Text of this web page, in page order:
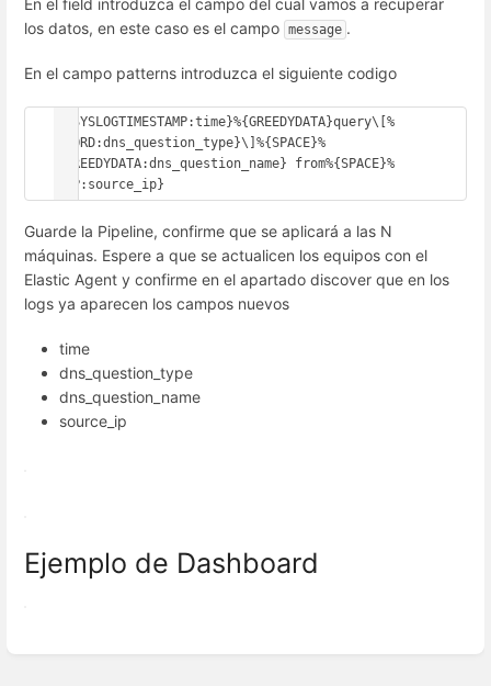
En el field introduzca el campo del cual vamos a recuperar
los datos, en este caso es el campo message .
En el campo patterns introduzca el siguiente codigo
%{SYSLOGTIMESTAMP:time}%{GREEDYDATA}query\[%
{WORD:dns_question_type}\]%{SPACE}%
{GREEDYDATA:dns_question_name} from%{SPACE}%
Guarde la Pipeline, confirme que se aplicará a las N
máquinas. Espere a que se actualicen los equipos con el
Elastic Agent y confirme en el apartado discover que en los
logs ya aparecen los campos nuevos
time
dns_question_type
dns_question_name
source_ip
Ejemplo de Dashboard